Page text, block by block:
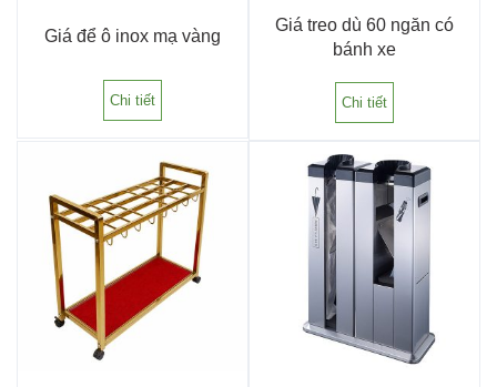
Giá để ô inox mạ vàng
Chi tiết
Giá treo dù 60 ngăn có
bánh xe
Chi tiết